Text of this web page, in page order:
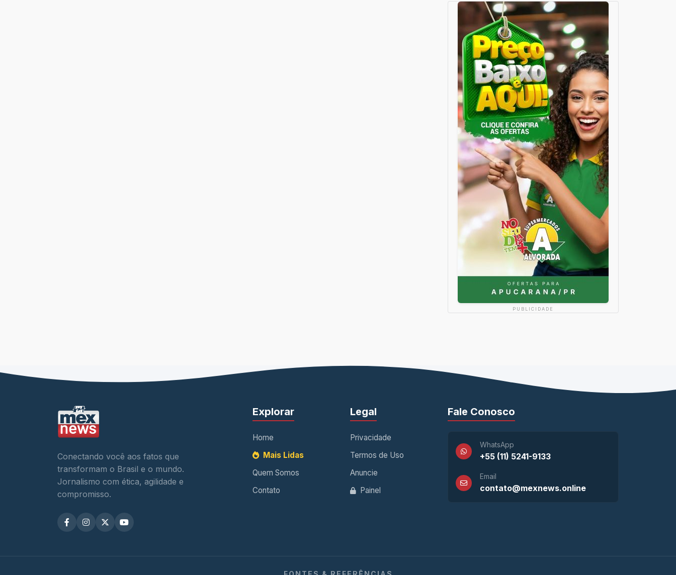
PUBLICIDADE
Conectando você aos fatos que
transformam o Brasil e o mundo.
Jornalismo com ética, agilidade e
compromisso.
Explorar
Home
Mais Lidas
Quem Somos
Contato
Legal
Privacidade
Termos de Uso
Anuncie
Painel
Fale Conosco
WhatsApp
+55 (11) 5241-9133
Email
contato@mexnews.online